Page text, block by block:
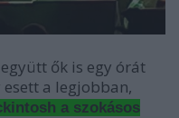
ők is egy órát
a legjobban,
a szokásos